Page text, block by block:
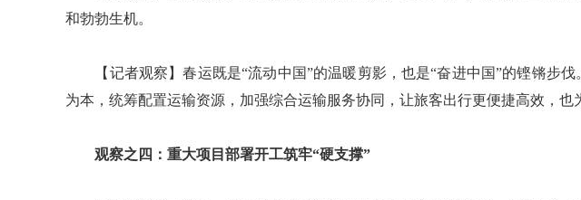
和勃勃生机。
【记者观察】春运既是“流动中国”的温暖剪影，也是“奋进中国”的铿锵步伐
为本，统筹配置运输资源，加强综合运输服务协同，让旅客出行更便捷高效，也
观察之四：重大项目部署开工筑牢“硬支撑”